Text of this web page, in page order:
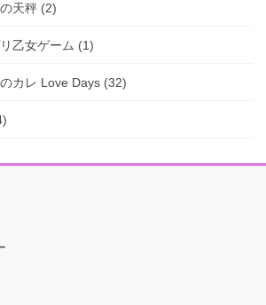
天秤 (2)
乙女ゲーム (1)
カレ Love Days (32)